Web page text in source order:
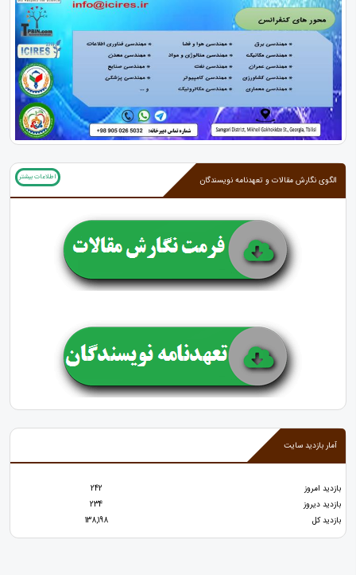
الگوی نگارش مقالات و تعهدنامه نویسندگان اطلاعات بیشتر
آمار بازدید سایت
بازدید امروز
242
بازدید دیروز
234
بازدید کل
138,198